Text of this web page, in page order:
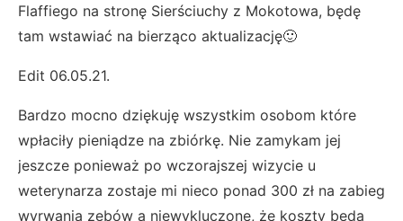
Flaffiego na stronę Sierściuchy z Mokotowa, będę
tam wstawiać na bierząco aktualizację🙂
Edit 06.05.21.
Bardzo mocno dziękuję wszystkim osobom które
wpłaciły pieniądze na zbiórkę. Nie zamykam jej
jeszcze ponieważ po wczorajszej wizycie u
weterynarza zostaje mi nieco ponad 300 zł na zabieg
wyrwania zębów a niewykluczone, że koszty będą